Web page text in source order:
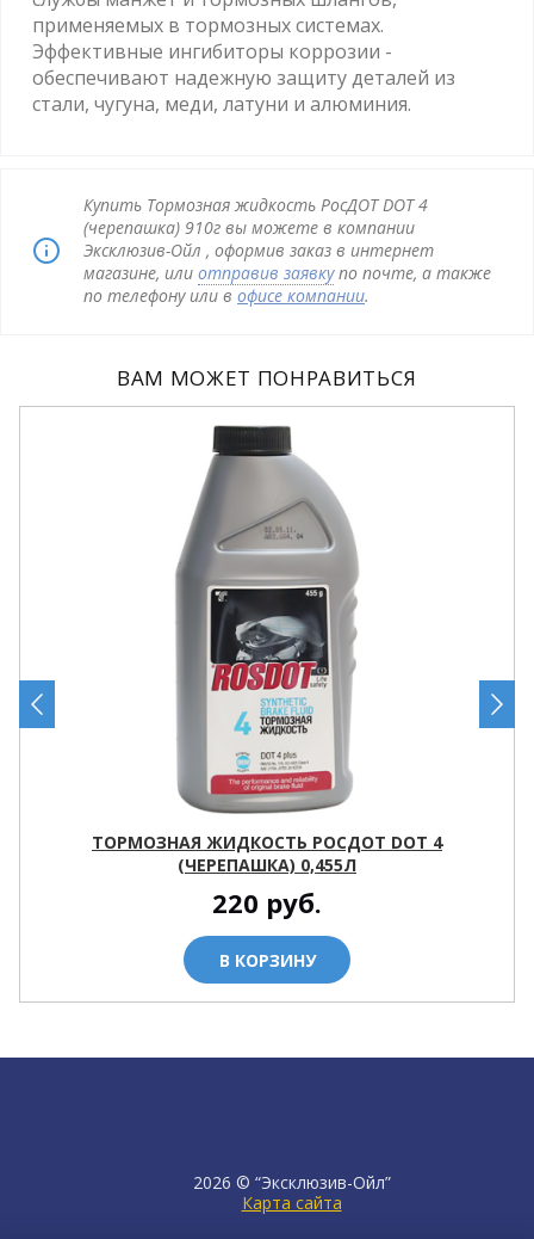
применяемых в тормозных системах.
Эффективные ингибиторы коррозии -
обеспечивают надежную защиту деталей из
стали, чугуна, меди, латуни и алюминия.
Купить Тормозная жидкость РосДОТ DOT 4
(черепашка) 910г вы можете в компании
Эксклюзив-Ойл , оформив заказ в интернет
магазине, или отправив заявкупо почте, а также
по телефону или в офисе компании.
ВАМ МОЖЕТ ПОНРАВИТЬСЯ
ТОРМОЗНАЯ ЖИДКОСТЬ РОСДОТ DOT 4
(ЧЕРЕПАШКА) 0,455Л
220 руб.
В КОРЗИНУ
2026 © “Эксклюзив-Ойл”
Карта сайта